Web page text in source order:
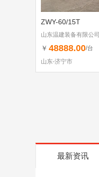
ZWY-60/15T
山东温建装备有限公司
￥ 48888.00/台
山东-济宁市
最新资讯